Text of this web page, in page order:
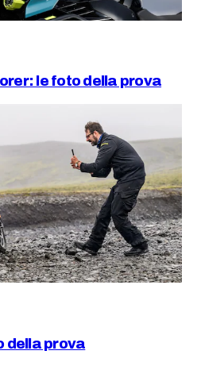
le foto della prova
della prova